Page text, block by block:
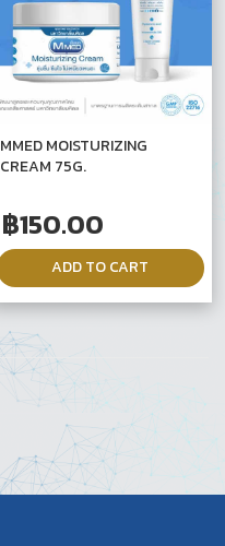
MMED MOISTURIZING
CREAM 75G.
฿150.00
ADD TO CART